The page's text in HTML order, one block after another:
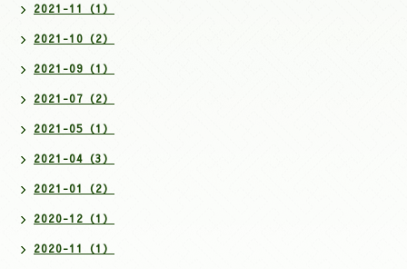
2021-11（1）
2021-10（2）
2021-09（1）
2021-07（2）
2021-05（1）
2021-04（3）
2021-01（2）
2020-12（1）
2020-11（1）